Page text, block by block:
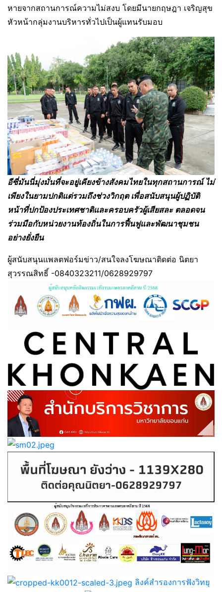
หายจากสถานการณ์ความไม่สงบ โดยมีนายกฤษฎา เจริญสุข
หัวหน้ากลุ่มงานบริหารทั่วไปเป็นผู้แทนรับมอบ
อีซี่มันนี่มุ่งมั่นที่จะอยู่เคียงข้างสังคมไทยในทุกสถานการณ์ ไม่
เพียงในยามปกติแต่รวมถึงช่วงวิกฤต เพื่อสนับสนุนผู้ปฏิบัติ
หน้าที่ปกป้องประเทศชาติและครอบครัวผู้เสียสละ ตลอดจน
ร่วมมือกับหน่วยงานท้องถิ่นในการฟื้นฟูและพัฒนาชุมชน
อย่างยั่งยืน
ผู้สนับสนุนแพลตฟอร์มข่าว/สนใจลงโฆษณาติดต่อ นิตยา
สุวรรณสิทธิ์ -0840323211/0628929797
ลิงค์สำรองการฟังวิทยุ